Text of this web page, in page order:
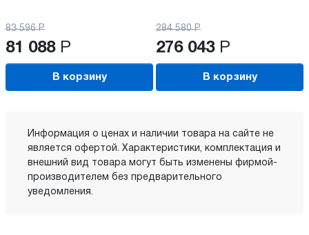
83 596 Р
81 088 Р
В корзину
284 580 Р
276 043 Р
В корзину
Информация о ценах и наличии товара на сайте не
является офертой. Характеристики, комплектация и
внешний вид товара могут быть изменены фирмой-
производителем без предварительного
уведомления.